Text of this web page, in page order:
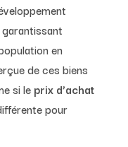
garantissant
en
de ces biens
si le prix d’achat
pour